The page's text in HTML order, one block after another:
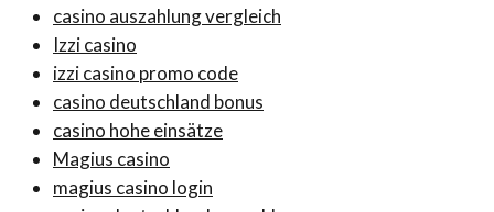
casino auszahlung vergleich
Izzi casino
izzi casino promo code
casino deutschland bonus
casino hohe einsätze
Magius casino
magius casino login